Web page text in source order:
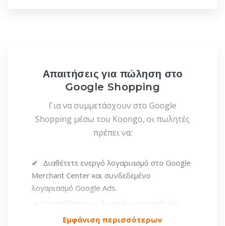
Απαιτήσεις για πώληση στο
Google Shopping
Για να συμμετάσχουν στο Google
Shopping μέσω του Koongo, οι πωλητές
πρέπει να:
Διαθέτετε ενεργό λογαριασμό στο Google
Merchant Center και συνδεδεμένο
λογαριασμό Google Ads.
Υποβάλλετε μια δομημένη τροφοδοσία
προϊόντων που περιλαμβάνει τίτλο,
Εμφάνιση περισσότερων